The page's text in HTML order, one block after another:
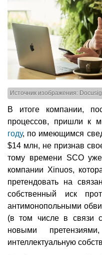
Источник изображения:
В итоге компании,
процессов, пришли к
году, по имеющимся
$14 млн, не признав
тому времени SCO
компании Xinuos,
претендовать на
собственный иск
антимонопольными
(в том числе в связи
новыми
интеллектуальную